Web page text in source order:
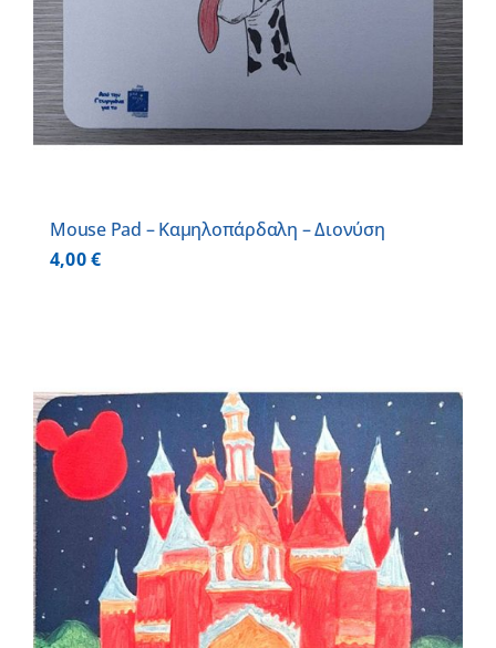
Mouse Pad – Καμηλοπάρδαλη – Διονύση
4,00€